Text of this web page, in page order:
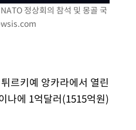
정상회의 참석 및 몽골 국
르키예 앙카라에서 열린
나에 1억달러(1515억원)